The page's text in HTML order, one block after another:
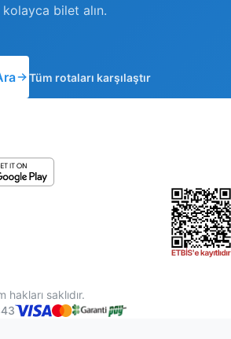
kolayca bilet alın.
Tüm rotaları karşılaştır
saklıdır.